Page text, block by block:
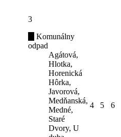
3
Komunálny
odpad
Agátová,
Hlotka,
Horenická
Hôrka,
Javorová,
Medňanská,
Medné,
Staré
Dvory, U
4 5 6